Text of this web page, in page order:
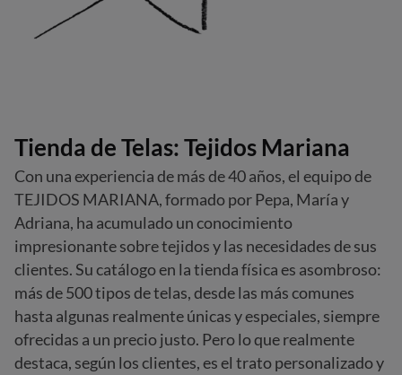
Tienda de Telas: Tejidos Mariana
Con una experiencia de más de 40 años, el equipo de
TEJIDOS MARIANA, formado por Pepa, María y
Adriana, ha acumulado un conocimiento
impresionante sobre tejidos y las necesidades de sus
clientes. Su catálogo en la tienda física es asombroso:
más de 500 tipos de telas, desde las más comunes
hasta algunas realmente únicas y especiales, siempre
ofrecidas a un precio justo. Pero lo que realmente
destaca, según los clientes, es el trato personalizado y